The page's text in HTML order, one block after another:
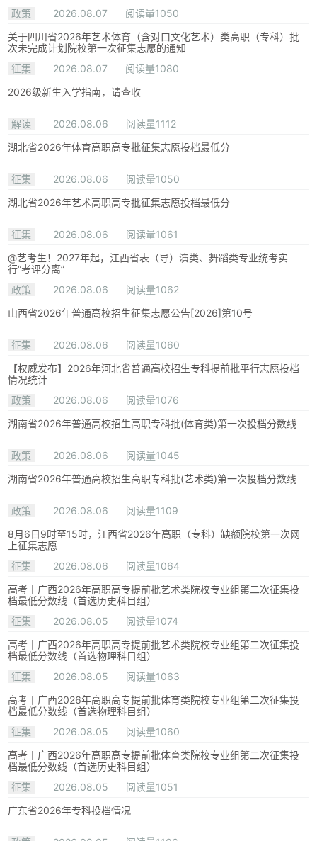
政策
2026.08.07
阅读量1050
关于四川省2026年艺术体育（含对口文化艺术）类高职（专科）批
次未完成计划院校第一次征集志愿的通知
征集
2026.08.07
阅读量1080
2026级新生入学指南，请查收
解读 2026.08.06
阅读量1112
湖北省2026年体育高职高专批征集志愿投档最低分
征集 2026.08.06
阅读量1050
湖北省2026年艺术高职高专批征集志愿投档最低分
征集 2026.08.06
阅读量1061
@艺考生！2027年起，江西省表（导）演类、舞蹈类专业统考实
行“考评分离”
政策
2026.08.06
阅读量1062
山西省2026年普通高校招生征集志愿公告[2026]第10号
征集 2026.08.06
阅读量1060
【权威发布】2026年河北省普通高校招生专科提前批平行志愿投档
情况统计
政策
2026.08.06
阅读量1076
湖南省2026年普通高校招生高职专科批(体育类)第一次投档分数线
政策 2026.08.06
阅读量1045
湖南省2026年普通高校招生高职专科批(艺术类)第一次投档分数线
政策 2026.08.06
阅读量1109
8月6日9时至15时，江西省2026年高职（专科）缺额院校第一次网
上征集志愿
征集
2026.08.06
阅读量1064
高考丨广西2026年高职高专提前批艺术类院校专业组第二次征集投
档最低分数线（首选历史科目组）
征集
2026.08.05
阅读量1074
高考丨广西2026年高职高专提前批艺术类院校专业组第二次征集投
档最低分数线（首选物理科目组）
征集
2026.08.05
阅读量1063
高考丨广西2026年高职高专提前批体育类院校专业组第二次征集投
档最低分数线（首选物理科目组）
征集
2026.08.05
阅读量1060
高考丨广西2026年高职高专提前批体育类院校专业组第二次征集投
档最低分数线（首选历史科目组）
征集
2026.08.05
阅读量1051
广东省2026年专科投档情况